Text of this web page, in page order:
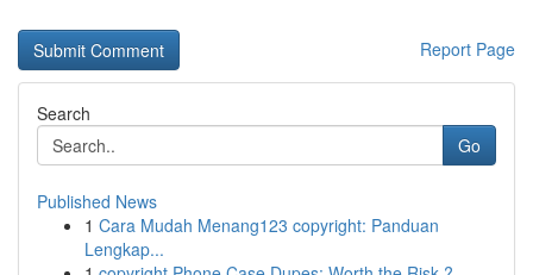
Report Page
Search
Go
Published News
1 Cara Mudah Menang123 copyright: Panduan
Lengkap...